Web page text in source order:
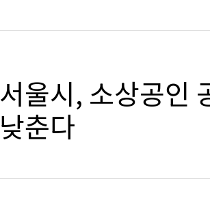
서울시, 소상공인
낮춘다